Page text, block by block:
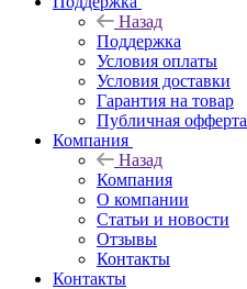
Назад
Поддержка
Условия оплаты
Условия доставки
Гарантия на товар
Публичная офферта
Компания
Назад
Компания
О компании
Статьи и новости
Отзывы
Контакты
Контакты